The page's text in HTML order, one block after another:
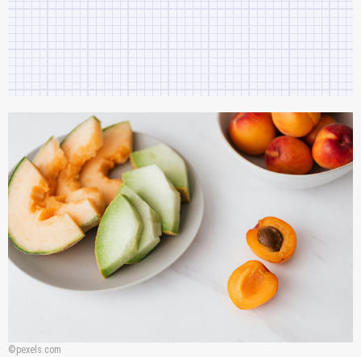
pexels.com